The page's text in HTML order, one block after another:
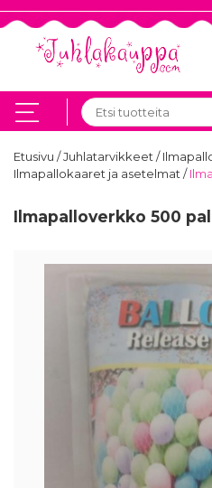
Etusivu /Juhlatarvikkeet/
Ilmapallokaaret ja asetelmat/
Ilmapalloverkko 500